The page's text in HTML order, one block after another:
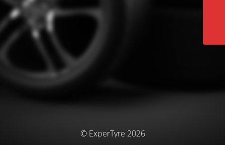
© ExperTyre 2026